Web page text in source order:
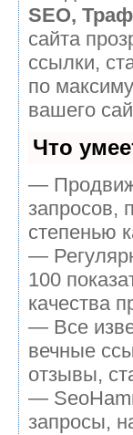
SEO,
сайта
ссылки,
по
вашего
Что
—
запросов,
степенью
—
100
качества
— Все
вечные
отзывы,
—
запросы,